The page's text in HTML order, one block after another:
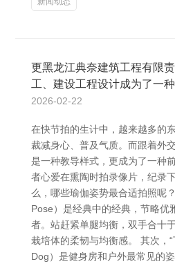
更黑龙江典奈建筑工程有限
工、建设工程设计成为了一
2026-02-22
在快节拍的生计中，越来越多的
裁减身心、普及气质。而跟着外
是一种教导样式，更成为了一种
者心爱在熏陶时拍录像片，纪录
么，哪些瑜伽姿势最合适拍照呢
Pose）是经典中的经典，节略优
者。站赶紧单腿均衡，双手合十
栽培体的柔韧与均衡感。 其次，
Dog）是健身房和户外最常见的